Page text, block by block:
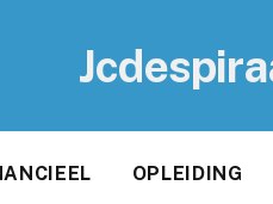
OPLEIDING